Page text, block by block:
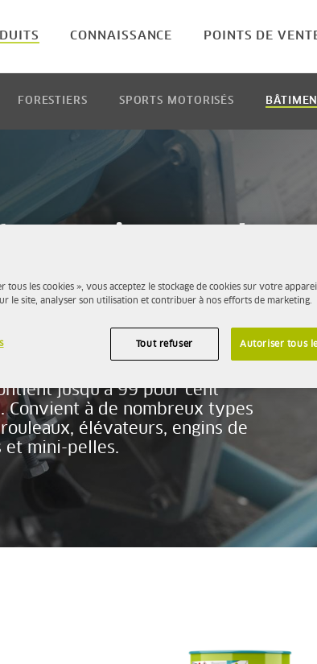
CONNAISSANCE POINTS DE
FORESTIERS SPORTS MOTORISÉS
pour les
la construction et du
tous ceux qui accordent une
de travail et à leurs outils de
jusqu’à 99 pour cent
Convient à de nombreux types
élévateurs, engins de
et mini-pelles.
tous les cookies », vous acceptez le stockage de cookies sur votre
le site, analyser son utilisation et contribuer à nos efforts de marketing.
Tout refuser Autoriser tous